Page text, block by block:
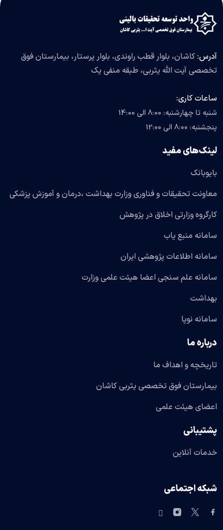
آدرس: کاشان، بلوار قطب راوندی، بلوار پرستار، بیمارستان فوق
تخصصی آیت الله یثربی، طبقه منفی یک
ساعات کاری:
شنبه تا چهارشنبه: 8:00 الی 14:00
پنجشنبه: 8:00 الی 12:00
لینک‌های مفید
بایوبانک
معاونت تحقیقات و فناوری وزارت بهداشت ،درمان و آموزش پزشکی
کارگروه وزارتی اخلاق در پژوهش
سامانه منبع یاب
سامانه اطلاعات پژوهشی ایران
سامانه علم سنجی اعضا هیئت علمی وزارت
بهداشت
سامانه نوپا
درباره ما
تاریخچه و اهداف ما
بیمارستان فوق تخصصی یثربی کاشان
اعضای هیئت علمی
پشتیبانی
خدمات آنلاین
شبکه اجتماعی